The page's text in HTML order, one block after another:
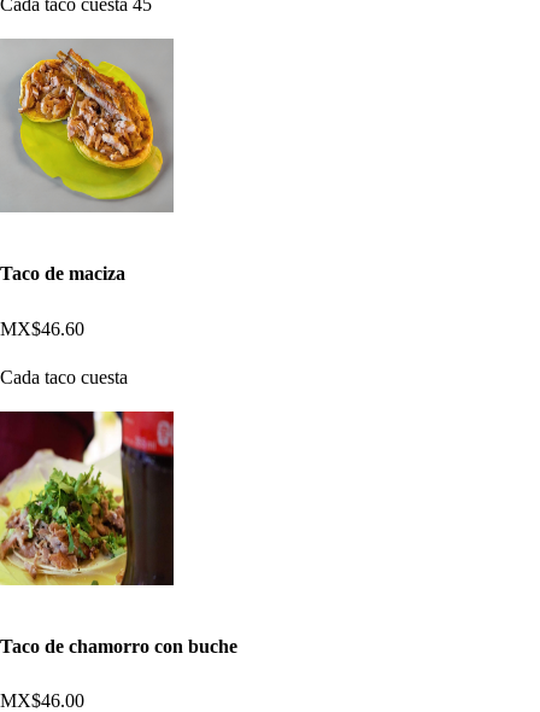
Cada taco cuesta 45
Taco de maciza
MX$46.60
Cada taco cuesta
Taco de chamorro con buche
MX$46.00